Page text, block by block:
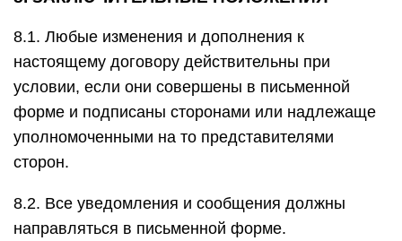
8.1. Любые изменения и дополнения к
настоящему договору действительны при
условии, если они совершены в письменной
форме и подписаны сторонами или надлежаще
уполномоченными на то представителями
сторон.
8.2. Все уведомления и сообщения должны
направляться в письменной форме.